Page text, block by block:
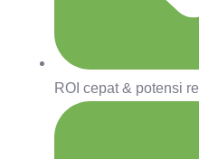
ROI cepat & potensi